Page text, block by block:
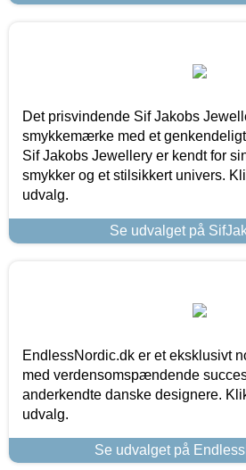
Det prisvindende Sif Jakobs
smykkemærke med et
Sif Jakobs Jewellery er kendt for
smykker og et stilsikkert univers.
udvalg.
Se udvalget på
EndlessNordic.dk er et eksklusivt
med verdensomspændende
anderkendte danske designere.
udvalg.
Se udvalget på